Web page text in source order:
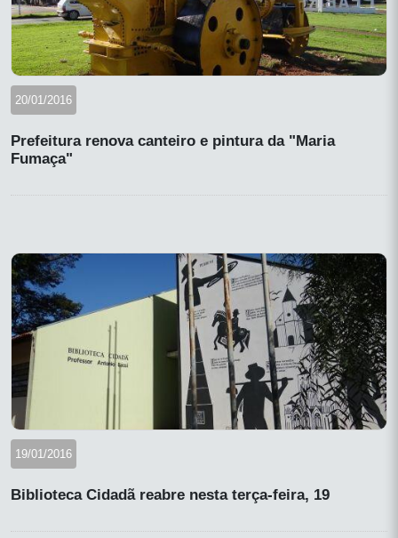
20/01/2016
Prefeitura renova canteiro e pintura da "Maria
Fumaça"
19/01/2016
Biblioteca Cidadã reabre nesta terça-feira, 19